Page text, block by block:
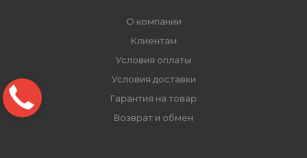
О компании
Клиентам
Условия оплаты
Условия доставки
Гарантия на товар
Возврат и обмен